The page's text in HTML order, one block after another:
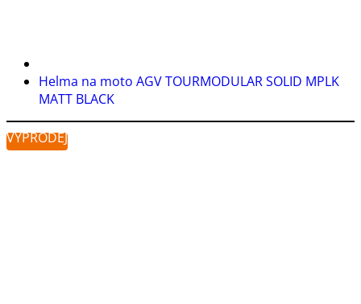
Helma na moto AGV TOURMODULAR SOLID MPLK
MATT BLACK
VÝPRODEJ